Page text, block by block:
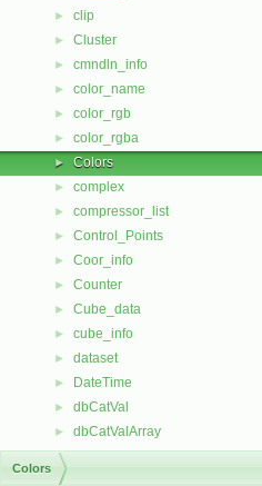
► clip
► Cluster
► cmndln_info
► color_name
► color_rgb
► color_rgba
► Colors
► complex
► compressor_list
► Control_Points
► Coor_info
► Counter
► Cube_data
► cube_info
► dataset
► DateTime
► dbCatVal
► dbCatValArray
►
►
Colors